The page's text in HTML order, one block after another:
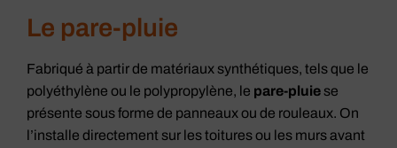
Le pare-pluie
Fabriqué à partir de matériaux synthétiques, tels que le
polyéthylène ou le polypropylène, le pare-pluie se
présente sous forme de panneaux ou de rouleaux. On
l’installe directement sur les toitures ou les murs avant